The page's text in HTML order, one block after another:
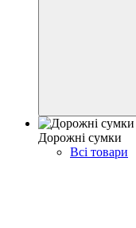
Дорожні сумки
Всі товари